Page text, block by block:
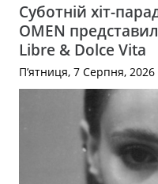
Суботній хіт-
OMEN
Libre & Dolce Vita
П’ятниця, 7 Серпня, 2026